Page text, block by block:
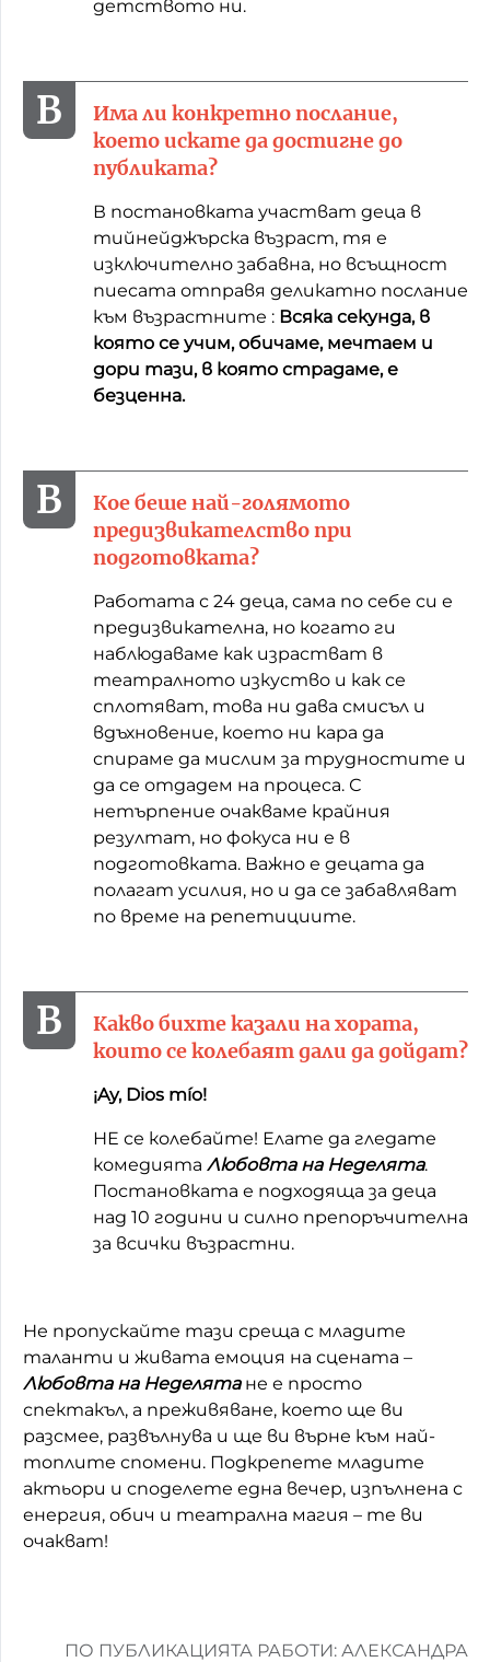
детството ни.
Има ли конкретно послание,
което искате да достигне до
публиката?
В постановката участват деца в
тийнейджърска възраст, тя е
изключително забавна, но всъщност
пиесата отправя деликатно послание
към възрастните : Всяка секунда, в
която се учим, обичаме, мечтаем и
дори тази, в която страдаме, е
безценна.
Кое беше най-голямото
предизвикателство при
подготовката?
Работата с 24 деца, сама по себе си е
предизвикателна, но когато ги
наблюдаваме как израстват в
театралното изкуство и как се
сплотяват, това ни дава смисъл и
вдъхновение, което ни кара да
спираме да мислим за трудностите и
да се отдадем на процеса. С
нетърпение очакваме крайния
резултат, но фокуса ни е в
подготовката. Важно е децата да
полагат усилия, но и да се забавляват
по време на репетициите.
Какво бихте казали на хората,
които се колебаят дали да дойдат?
¡Ay, Dios mío!
НЕ се колебайте! Елате да гледате
комедията Любовта на Неделята.
Постановката е подходяща за деца
над 10 години и силно препоръчителна
за всички възрастни.
Не пропускайте тази среща с младите
таланти и живата емоция на сцената –
Любовта на Неделята не е просто
спектакъл, а преживяване, което ще ви
разсмее, развълнува и ще ви върне към най-
топлите спомени. Подкрепете младите
актьори и споделете една вечер, изпълнена с
енергия, обич и театрална магия – те ви
очакват!
ПО ПУБЛИКАЦИЯТА РАБОТИ: АЛЕКСАНДРА